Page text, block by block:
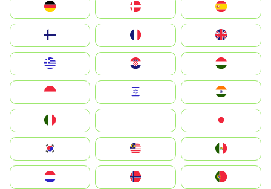
Deutschland
United Kingdom
Magyarország
South Korea